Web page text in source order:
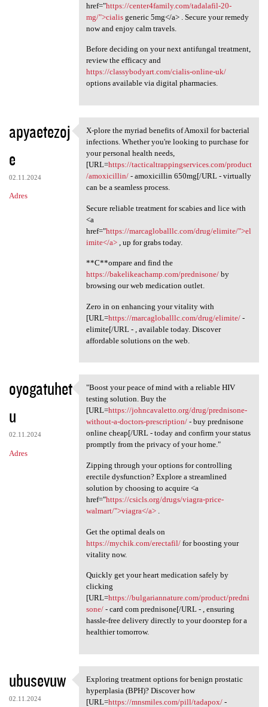
href="https://center4family.com/tadalafil-20-
mg/">cialisgeneric 5mg</a> . Secure your remedy
now and enjoy calm travels.
Before deciding on your next antifungal treatment,
review the efficacy and
https://classybodyart.com/cialis-online-uk/
options available via digital pharmacies.
apyaetezoj
e
02.11.2024
Adres
X-plore the myriad benefits
X-plore the myriad benefits of Amoxil for bacterial
infections. Whether you're looking to purchase for
your personal health needs,
[URL=https://tacticaltrappingservices.com/product
/amoxicillin/- amoxicillin 650mg[/URL - virtually
can be a seamless process.
Secure reliable treatment for scabies and lice with
<a
href="https://marcagloballlc.com/drug/elimite/">el
imite</a>, up for grabs today.
**C**ompare and find the
https://bakelikeachamp.com/prednisone/by
browsing our web medication outlet.
Zero in on enhancing your vitality with
[URL=https://marcagloballlc.com/drug/elimite/-
elimite[/URL - , available today. Discover
affordable solutions on the web.
oyogatuhet
u
02.11.2024
Adres
"Boost your peace of mind
"Boost your peace of mind with a reliable HIV
testing solution. Buy the
[URL=https://johncavaletto.org/drug/prednisone-
without-a-doctors-prescription/- buy prednisone
online cheap[/URL - today and confirm your status
promptly from the privacy of your home."
Zipping through your options for controlling
erectile dysfunction? Explore a streamlined
solution by choosing to acquire <a
href="https://csicls.org/drugs/viagra-price-
walmart/">viagra</a>.
Get the optimal deals on
https://mychik.com/erectafil/for boosting your
vitality now.
Quickly get your heart medication safely by
clicking
[URL=https://bulgariannature.com/product/predni
sone/- card com prednisone[/URL - , ensuring
hassle-free delivery directly to your doorstep for a
healthier tomorrow.
ubusevuw
02.11.2024
Exploring treatment options
Exploring treatment options for benign prostatic
hyperplasia (BPH)? Discover how
[URL=https://mnsmiles.com/pill/tadapox/-